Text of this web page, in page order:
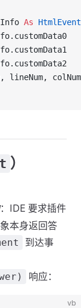
As
lineNum, colNum
）
：IDE 要求插件
本身返回答
到达事
响应：
vb